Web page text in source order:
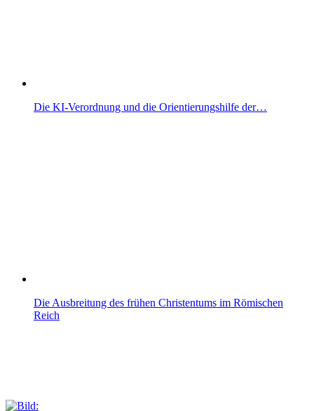
Die KI-Verordnung und die Orientierungshilfe der…
Die Ausbreitung des frühen Christentums im Römischen
Reich